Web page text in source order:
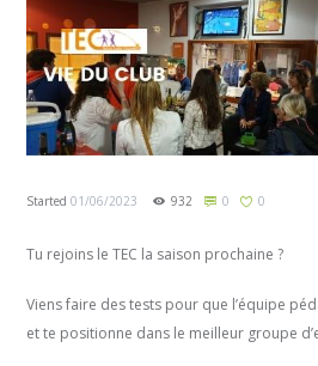
Started01/06/2023 932 0 0
Tu rejoins le TEC la saison prochaine ?
Viens faire des tests pour que l’équipe
et te positionne dans le meilleur groupe